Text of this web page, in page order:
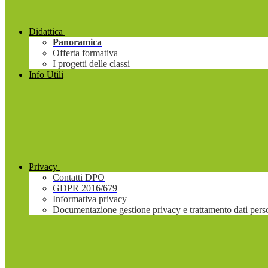
Didattica
Panoramica
Offerta formativa
I progetti delle classi
Info Utili
Privacy
Contatti DPO
GDPR 2016/679
Informativa privacy
Documentazione gestione privacy e trattamento dati